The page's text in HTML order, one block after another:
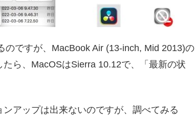
のですが、MacBook Air (13-inch, Mid 2013)の
ら、MacOSはSierra 10.12で、「最新の状
アップは出来ないのですが、調べてみる